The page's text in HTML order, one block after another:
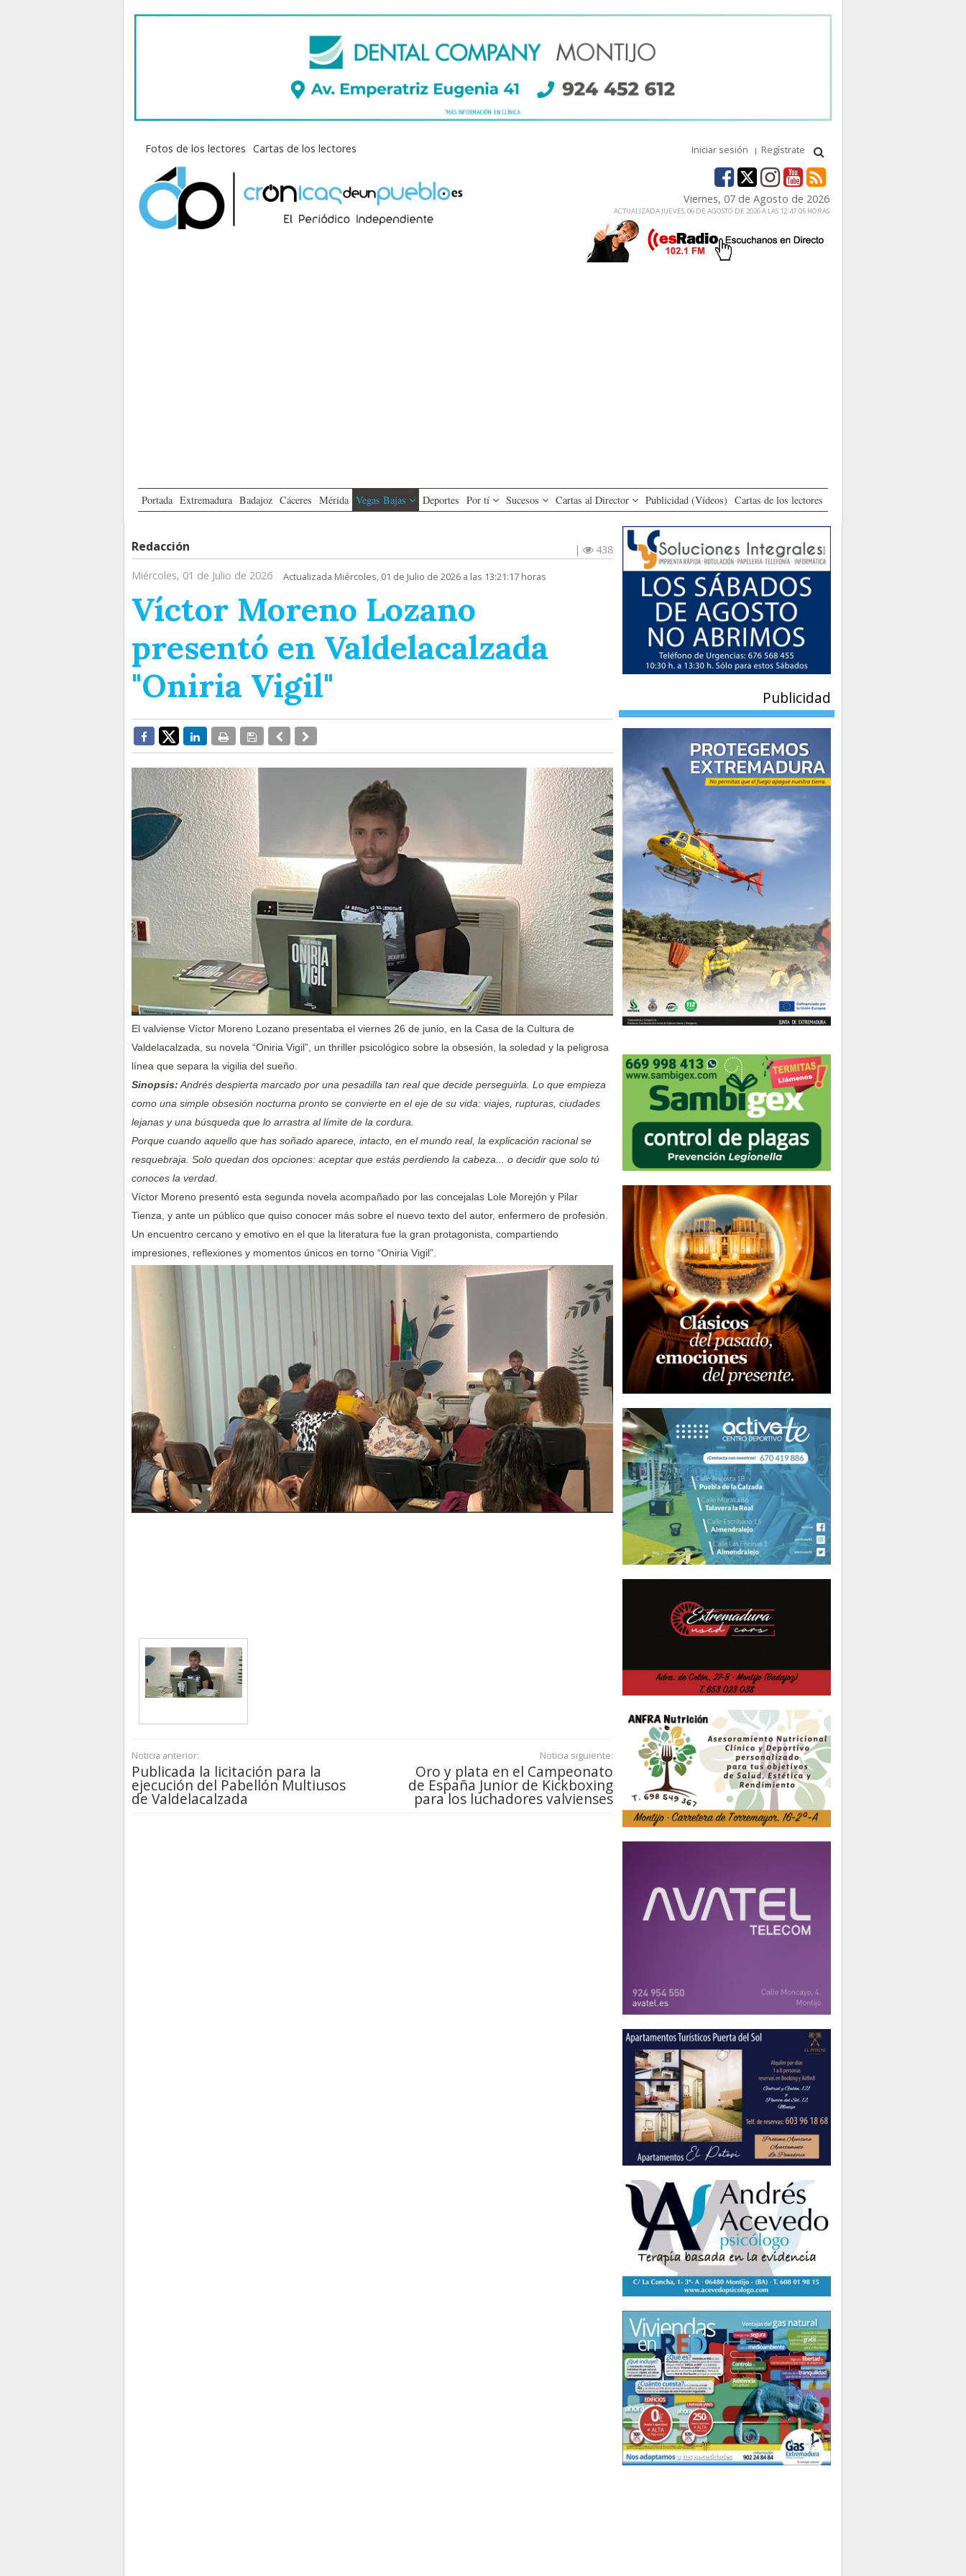
Fotos de los lectores Cartas de los lectores Iniciar sesión Regístrate
Viernes, 07 de Agosto de 2026
ACTUALIZADA JUEVES, 06 DE AGOSTO DE 2026 A LAS 12:47:05 HORAS
Portada Extremadura Badajoz Cáceres Mérida Vegas Bajas Deportes Por tí Sucesos Cartas al Director Publicidad (Vídeos) Cartas de los lectores
Redacción |
438
Miércoles, 01 de Julio de 2026
Actualizada Miércoles, 01 de Julio de 2026 a las 13:21:17 horas
Víctor Moreno Lozano
presentó en Valdelacalzada
"Oniria Vigil"
El valviense Víctor Moreno Lozano presentaba el viernes 26 de junio, en la Casa de la Cultura de
Valdelacalzada, su novela “Oniria Vigil”, un thriller psicológico sobre la obsesión, la soledad y la peligrosa
línea que separa la vigilia del sueño.
Sinopsis:Andrés despierta marcado por una pesadilla tan real que decide perseguirla. Lo que empieza
como una simple obsesión nocturna pronto se convierte en el eje de su vida: viajes, rupturas, ciudades
lejanas y una búsqueda que lo arrastra al límite de la cordura.
Porque cuando aquello que has soñado aparece, intacto, en el mundo real, la explicación racional se
resquebraja. Solo quedan dos opciones: aceptar que estás perdiendo la cabeza... o decidir que solo tú
conoces la verdad.
Víctor Moreno presentó esta segunda novela acompañado por las concejalas Lole Morejón y Pilar
Tienza, y ante un público que quiso conocer más sobre el nuevo texto del autor, enfermero de profesión.
Un encuentro cercano y emotivo en el que la literatura fue la gran protagonista, compartiendo
impresiones, reflexiones y momentos únicos en torno “Oniria Vigil”.
Noticia anterior:
Publicada la licitación para la
ejecución del Pabellón Multiusos
de Valdelacalzada
Noticia siguiente:
Oro y plata en el Campeonato
de España Junior de Kickboxing
para los luchadores valvienses
Publicidad